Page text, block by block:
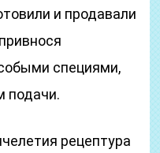
и продавали
специями,
подачи.
рецептура